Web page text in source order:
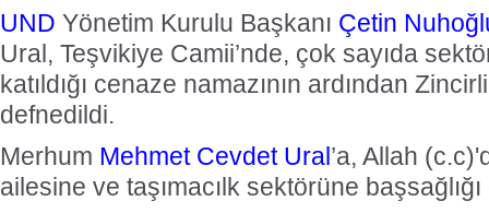
UND Yönetim Kurulu Başkanı Çetin
Ural, Teşvikiye Camii’nde, çok sayıda
katıldığı cenaze namazının ardından
defnedildi.
Merhum Mehmet Cevdet Ural’a, Allah
ailesine ve taşımacılk sektörüne